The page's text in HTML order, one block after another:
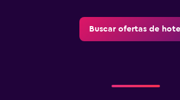
Buscar ofertas de hotel